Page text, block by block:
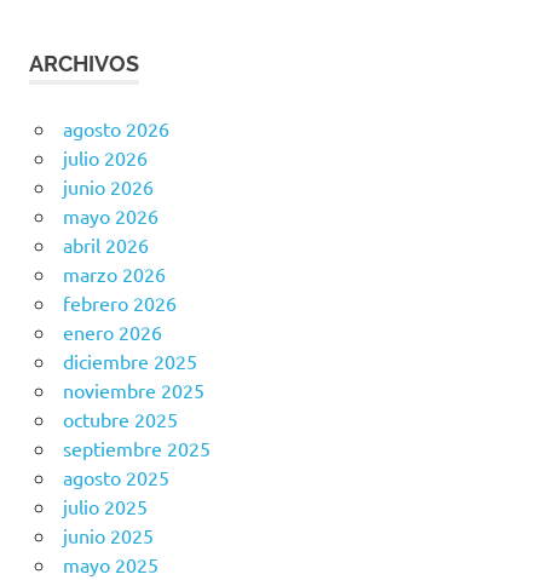
ARCHIVOS
agosto 2026
julio 2026
junio 2026
mayo 2026
abril 2026
marzo 2026
febrero 2026
enero 2026
diciembre 2025
noviembre 2025
octubre 2025
septiembre 2025
agosto 2025
julio 2025
junio 2025
mayo 2025